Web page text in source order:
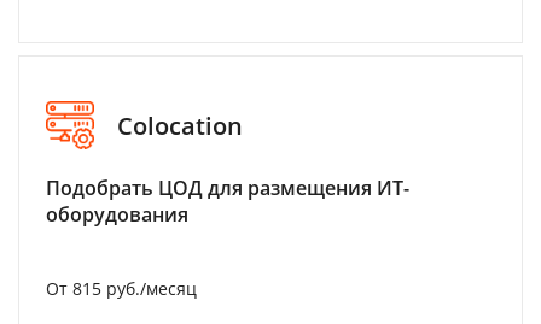
Colocation
Подобрать ЦОД для размещения ИТ-
оборудования
От 815 руб./месяц